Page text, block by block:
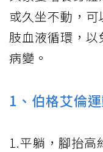
或久坐不動，
肢血液循環，以
病變。
1、伯格艾倫
1.平躺，腳抬高